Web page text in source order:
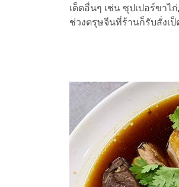
เด็ดอื่นๆ เช่น ซุปเปอร์ขาไ
ช่วงตรุษจีนที่ร้านก็รับสั่งเ